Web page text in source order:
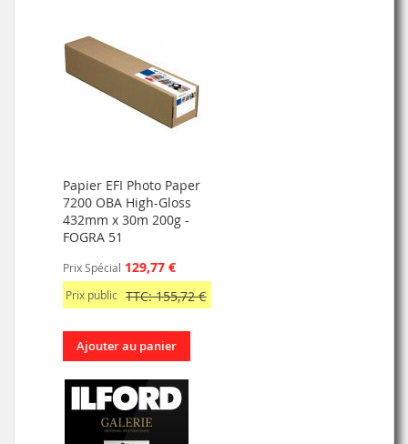
Papier EFI Photo Paper
7200 OBA High-Gloss
432mm x 30m 200g -
FOGRA 51
Prix Spécial 129,77 €
Prix public TTC: 155,72 €
Ajouter au panier